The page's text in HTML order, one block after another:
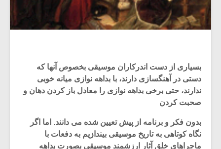
بسیاری از دست اندرکاران موسیقی بخصوص آنها که
دستی در آهنگسازی دارند، با بداهه نوازی میانه خوبی
ندارند، حتی برخی بداهه نوازی را معادل باز کردن دهان و
صحبت کردن
بدون فکر و برنامه از پیش تعیین شده می دانند. اما اگر
نگاه کوتاهی به تاریخ موسیقی بیندازیم به دفعات با
ماجراهای خلق آثار ارزشمند موسیقی بصورت بداهه